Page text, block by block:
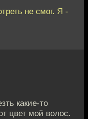
не смог. Я -
какие-то
цвет мой волос.